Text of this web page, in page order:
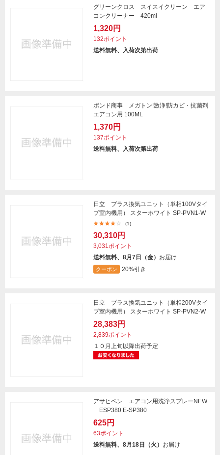
グリーンクロス スイスイクリーン エア
コンクリーナー 420ml
1,320円
132ポイント
送料無料、入荷次第出荷
ボンド商事 メガトン!激浄!防カビ・抗菌剤
エアコン用 100ML
1,370円
137ポイント
送料無料、入荷次第出荷
日立 プラス換気ユニット（単相100Vタイ
プ室内機用） スターホワイト SP-PVN1-W
(1)
30,310円
3,031ポイント
送料無料、8月7日（金） お届け
クーポン 20%引き
日立 プラス換気ユニット（単相200Vタイ
プ室内機用） スターホワイト SP-PVN2-W
28,383円
2,839ポイント
１０月上旬以降出荷予定
アサヒペン エアコン用洗浄スプレーNEW
ESP380 E-SP380
625円
63ポイント
送料無料、8月18日（火） お届け